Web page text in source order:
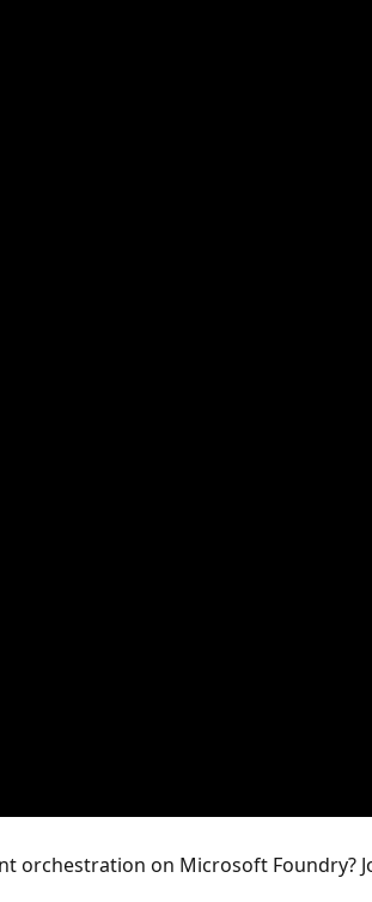
orchestration on Microsoft Foundry?